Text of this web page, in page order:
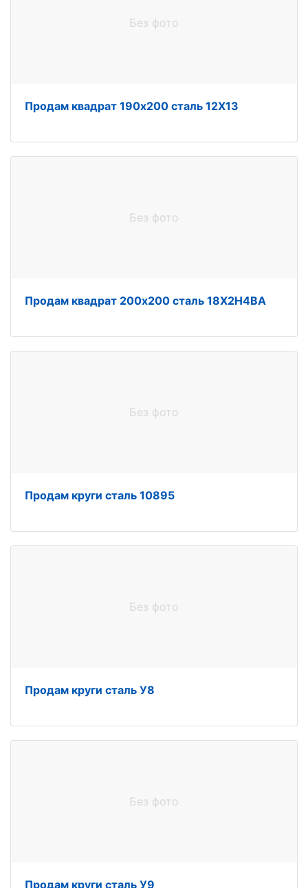
Без фото
Продам квадрат 190х200 сталь 12Х13
Без фото
Продам квадрат 200х200 сталь 18Х2Н4ВА
Без фото
Продам круги сталь 10895
Без фото
Продам круги сталь У8
Без фото
Продам круги сталь У9